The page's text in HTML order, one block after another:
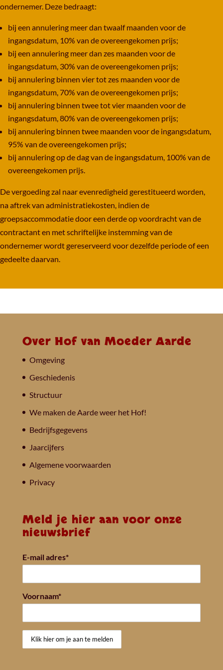
ondernemer. Deze bedraagt:
bij een annulering meer dan twaalf maanden voor de
ingangsdatum, 10% van de overeengekomen prijs;
bij een annulering meer dan zes maanden voor de
ingangsdatum, 30% van de overeengekomen prijs;
bij annulering binnen vier tot zes maanden voor de
ingangsdatum, 70% van de overeengekomen prijs;
bij annulering binnen twee tot vier maanden voor de
ingangsdatum, 80% van de overeengekomen prijs;
bij annulering binnen twee maanden voor de ingangsdatum,
95% van de overeengekomen prijs;
bij annulering op de dag van de ingangsdatum, 100% van de
overeengekomen prijs.
De vergoeding zal naar evenredigheid gerestitueerd worden,
na aftrek van administratiekosten, indien de
groepsaccommodatie door een derde op voordracht van de
contractant en met schriftelijke instemming van de
ondernemer wordt gereserveerd voor dezelfde periode of een
gedeelte daarvan.
Over Hof van Moeder Aarde
Omgeving
Geschiedenis
Structuur
We maken de Aarde weer het Hof!
Bedrijfsgegevens
Jaarcijfers
Algemene voorwaarden
Privacy
Meld je hier aan voor onze
nieuwsbrief
E-mail adres*
Voornaam*